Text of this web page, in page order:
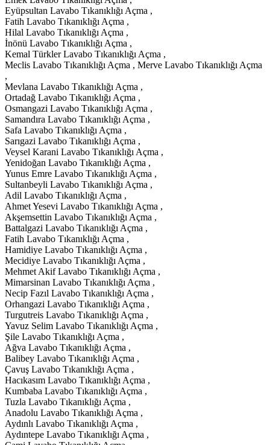
Eyüpsultan Lavabo Tıkanıklığı Açma ,
Fatih Lavabo Tıkanıklığı Açma ,
Hilal Lavabo Tıkanıklığı Açma ,
İnönü Lavabo Tıkanıklığı Açma ,
Kemal Türkler Lavabo Tıkanıklığı Açma ,
Meclis Lavabo Tıkanıklığı Açma , Merve Lavabo Tıkanıklığı Açma
,
Mevlana Lavabo Tıkanıklığı Açma ,
Ortadağ Lavabo Tıkanıklığı Açma ,
Osmangazi Lavabo Tıkanıklığı Açma ,
Samandıra Lavabo Tıkanıklığı Açma ,
Safa Lavabo Tıkanıklığı Açma ,
Sarıgazi Lavabo Tıkanıklığı Açma ,
Veysel Karani Lavabo Tıkanıklığı Açma ,
Yenidoğan Lavabo Tıkanıklığı Açma ,
Yunus Emre Lavabo Tıkanıklığı Açma ,
Sultanbeyli Lavabo Tıkanıklığı Açma ,
Adil Lavabo Tıkanıklığı Açma ,
Ahmet Yesevi Lavabo Tıkanıklığı Açma ,
Akşemsettin Lavabo Tıkanıklığı Açma ,
Battalgazi Lavabo Tıkanıklığı Açma ,
Fatih Lavabo Tıkanıklığı Açma ,
Hamidiye Lavabo Tıkanıklığı Açma ,
Mecidiye Lavabo Tıkanıklığı Açma ,
Mehmet Akif Lavabo Tıkanıklığı Açma ,
Mimarsinan Lavabo Tıkanıklığı Açma ,
Necip Fazıl Lavabo Tıkanıklığı Açma ,
Orhangazi Lavabo Tıkanıklığı Açma ,
Turgutreis Lavabo Tıkanıklığı Açma ,
Yavuz Selim Lavabo Tıkanıklığı Açma ,
Şile Lavabo Tıkanıklığı Açma ,
Ağva Lavabo Tıkanıklığı Açma ,
Balibey Lavabo Tıkanıklığı Açma ,
Çavuş Lavabo Tıkanıklığı Açma ,
Hacıkasım Lavabo Tıkanıklığı Açma ,
Kumbaba Lavabo Tıkanıklığı Açma ,
Tuzla Lavabo Tıkanıklığı Açma ,
Anadolu Lavabo Tıkanıklığı Açma ,
Aydınlı Lavabo Tıkanıklığı Açma ,
Aydıntepe Lavabo Tıkanıklığı Açma ,